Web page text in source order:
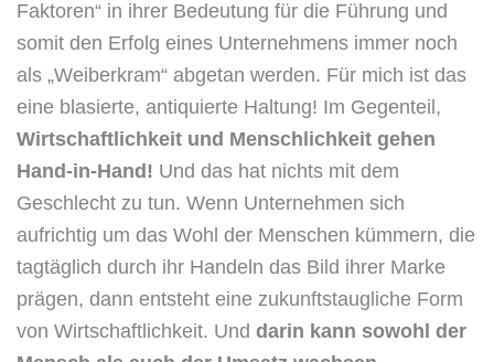
Faktoren“ in ihrer Bedeutung für die Führung und
somit den Erfolg eines Unternehmens immer noch
als „Weiberkram“ abgetan werden. Für mich ist das
eine blasierte, antiquierte Haltung! Im Gegenteil,
Wirtschaftlichkeit und Menschlichkeit gehen
Hand-in-Hand! Und das hat nichts mit dem
Geschlecht zu tun. Wenn Unternehmen sich
aufrichtig um das Wohl der Menschen kümmern, die
tagtäglich durch ihr Handeln das Bild ihrer Marke
prägen, dann entsteht eine zukunftstaugliche Form
von Wirtschaftlichkeit. Und darin kann sowohl der